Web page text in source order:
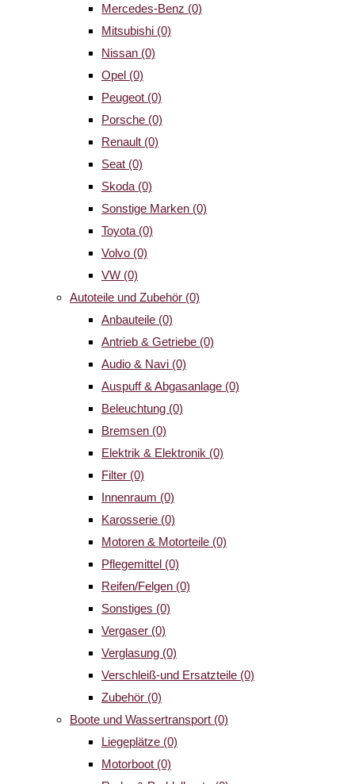
Mercedes-Benz (0)
Mitsubishi (0)
Nissan (0)
Opel (0)
Peugeot (0)
Porsche (0)
Renault (0)
Seat (0)
Skoda (0)
Sonstige Marken (0)
Toyota (0)
Volvo (0)
VW (0)
Autoteile und Zubehör (0)
Anbauteile (0)
Antrieb & Getriebe (0)
Audio & Navi (0)
Auspuff & Abgasanlage (0)
Beleuchtung (0)
Bremsen (0)
Elektrik & Elektronik (0)
Filter (0)
Innenraum (0)
Karosserie (0)
Motoren & Motorteile (0)
Pflegemittel (0)
Reifen/Felgen (0)
Sonstiges (0)
Vergaser (0)
Verglasung (0)
Verschleiß-und Ersatzteile (0)
Zubehör (0)
Boote und Wassertransport (0)
Liegeplätze (0)
Motorboot (0)